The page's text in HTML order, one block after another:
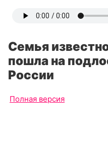
Семья
пошла на
России
Полная версия